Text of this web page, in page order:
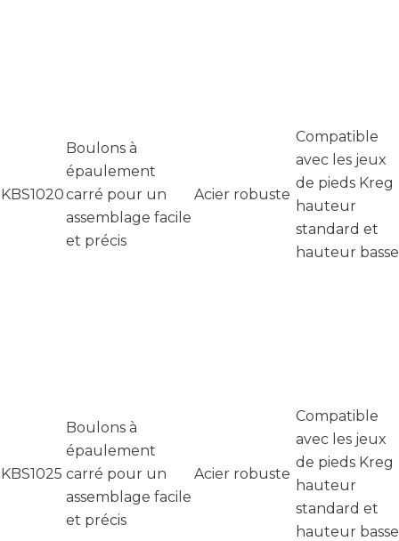
KBS1020
Boulons à
épaulement
carré pour un
assemblage facile
et précis
Acier robuste
Compatible
avec les jeux
de pieds Kreg
hauteur
standard et
hauteur basse
KBS1025
Boulons à
épaulement
carré pour un
assemblage facile
et précis
Acier robuste
Compatible
avec les jeux
de pieds Kreg
hauteur
standard et
hauteur basse